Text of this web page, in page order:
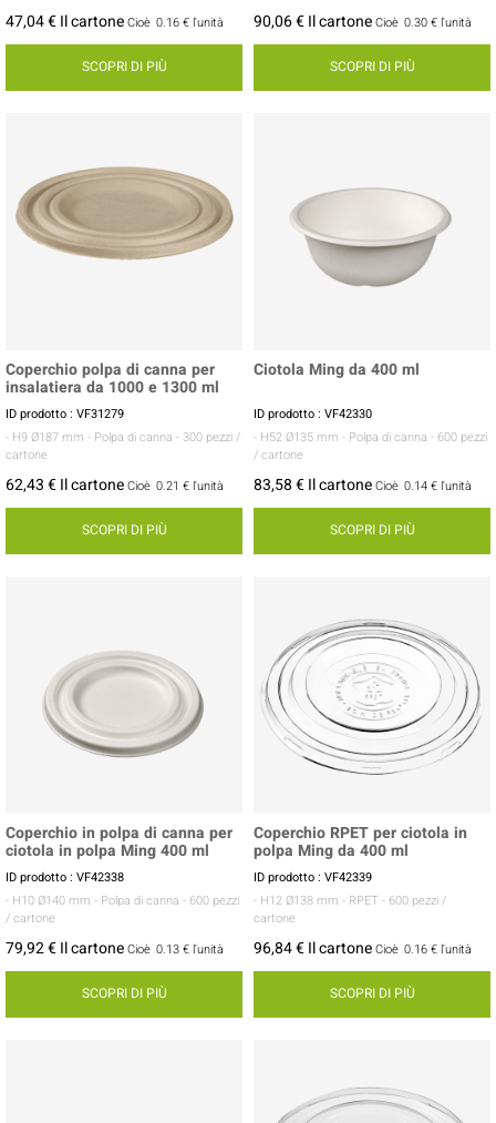
47,04 € Il cartoneCioè 0.16 € l'unità
SCOPRI DI PIÙ
90,06 € Il cartoneCioè 0.30 € l'unità
SCOPRI DI PIÙ
Coperchio polpa di canna per
insalatiera da 1000 e 1300 ml
ID prodotto : VF31279
- H9 Ø187 mm - Polpa di canna - 300 pezzi /
cartone
62,43 € Il cartoneCioè 0.21 € l'unità
SCOPRI DI PIÙ
Ciotola Ming da 400 ml
ID prodotto : VF42330
- H52 Ø135 mm - Polpa di canna - 600 pezzi
/ cartone
83,58 € Il cartoneCioè 0.14 € l'unità
SCOPRI DI PIÙ
Coperchio in polpa di canna per
ciotola in polpa Ming 400 ml
ID prodotto : VF42338
- H10 Ø140 mm - Polpa di canna - 600 pezzi
/ cartone
79,92 € Il cartoneCioè 0.13 € l'unità
SCOPRI DI PIÙ
Coperchio RPET per ciotola in
polpa Ming da 400 ml
ID prodotto : VF42339
- H12 Ø138 mm - RPET - 600 pezzi /
cartone
96,84 € Il cartoneCioè 0.16 € l'unità
SCOPRI DI PIÙ